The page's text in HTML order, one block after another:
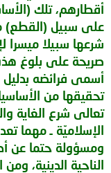
أقطارهم، تلك
على سبيل (القطع)
شرعها سبيلا ميسرا
صريحة على بلوغ
أسمى فرائضه
تحقيقها من
تعالى شرع الغاية
الإسلاميّة ـ مهما
ومسؤولة حتما عن
الناحية الدينية،